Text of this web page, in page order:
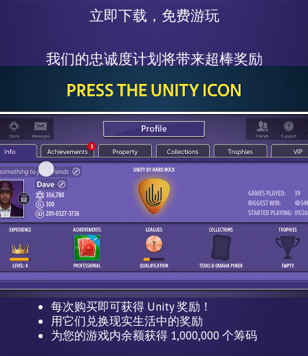
立即下载，免费游玩
我们的忠诚度计划将带来超棒奖励
每次购买即可获得 Unity 奖励！
用它们兑换现实生活中的奖励
为您的游戏内余额获得 1,000,000 个筹码